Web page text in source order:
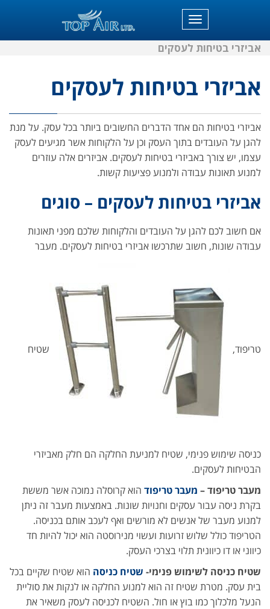
תפריט
אביזרי בטיחות לעסקים
אביזרי בטיחות לעסקים
אביזרי בטיחות הם אחד הדברים החשובים ביותר בכל עסק. על מנת
להגן על העובדים בתוך העסק וכן על הלקוחות אשר מגיעים לעסק
עצמו, יש צורך באביזרי בטיחות לעסקים. אביזרים אלה עוזרים
למנוע תאונות עבודה ולמנוע פציעות קשות.
אביזרי בטיחות לעסקים – סוגים
אם חשוב לכם להגן על העובדים והלקוחות שלכם מפני תאונות
עבודה שונות, חשוב שתרכשו אביזרי בטיחות לעסקים. מעבר
טריפוד, שטיח
כניסה שימוש פנימי, שטיח למניעת החלקה הם חלק מאביזרי
הבטיחות לעסקים.
מעבר טריפוד – מעבר טריפוד הוא קרוסלה נמוכה אשר מששת
בקרת ניסה עבור עסקים וחנויות שונות. באמצעות מעבר זה ניתן
למנוע מעבר של אנשים לא מורשים ואף לעכב אותם בכניסה.
הטריפוד כולל שלוש זרועות ועשוי מנירוסטה הוא יכול להיות חד
כיווני או דו כיוונית תלוי בצרכי העסק.
שטיח כניסה לשימוש פנימי- שטיח כניסה הוא שטיח שקיים בכל
בית עסק. מטרת שטיח זה הוא למנוע החלקה או לנקות את סוליית
הנעל מלכלוך כמו בוץ או חול. השטיח לכניסה לעסק משאיר את